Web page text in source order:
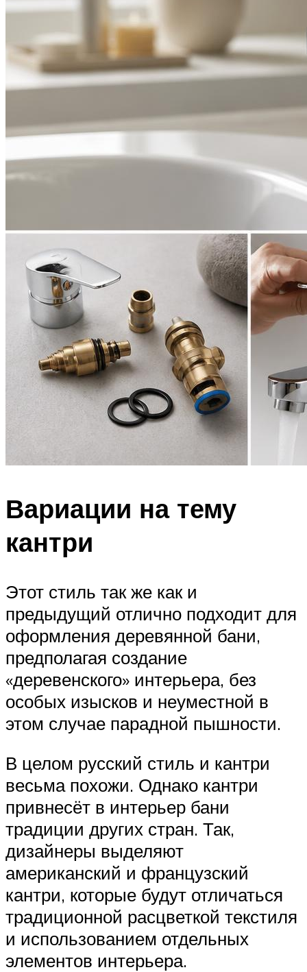
Вариации на тему
кантри
Этот стиль так же как и
предыдущий отлично подходит для
оформления деревянной бани,
предполагая создание
«деревенского» интерьера, без
особых изысков и неуместной в
этом случае парадной пышности.
В целом русский стиль и кантри
весьма похожи. Однако кантри
привнесёт в интерьер бани
традиции других стран. Так,
дизайнеры выделяют
американский и французский
кантри, которые будут отличаться
традиционной расцветкой текстиля
и использованием отдельных
элементов интерьера.